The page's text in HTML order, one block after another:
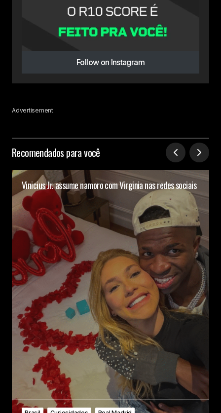
Follow on Instagram
Advertisement
Recomendados para você
Vinicius Jr. assume namoro com Virginia nas redes sociais